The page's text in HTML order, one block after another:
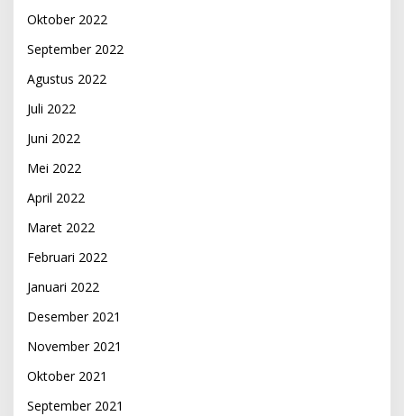
Oktober 2022
September 2022
Agustus 2022
Juli 2022
Juni 2022
Mei 2022
April 2022
Maret 2022
Februari 2022
Januari 2022
Desember 2021
November 2021
Oktober 2021
September 2021